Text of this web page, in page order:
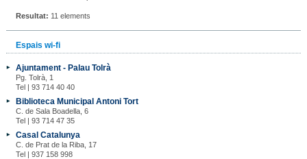
Resultat: 11 elements
Espais wi-fi
Ajuntament - Palau Tolrà
Pg. Tolrà, 1
Tel | 93 714 40 40
Biblioteca Municipal Antoni Tort
C. de Sala Boadella, 6
Tel | 93 714 47 35
Casal Catalunya
C. de Prat de la Riba, 17
Tel | 937 158 998